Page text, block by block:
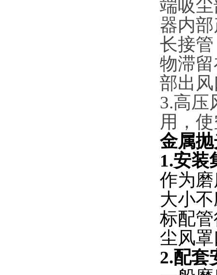
端吸
器内
长接
物滞
部出
3.高压
用，
金属
1.安装
作为
大小
标配
尘风
2.配套